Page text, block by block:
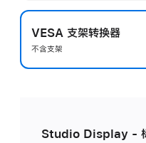
VESA 支架转换器
不含支架
Studio Display -